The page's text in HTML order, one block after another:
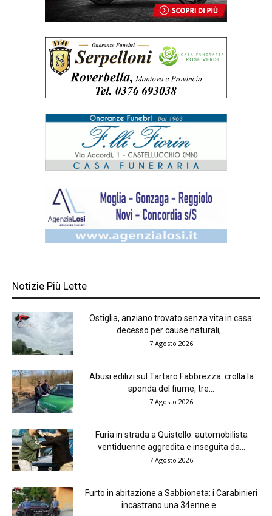
Notizie Più Lette
Ostiglia, anziano trovato senza vita in casa:
decesso per cause naturali,...
7 Agosto 2026
Abusi edilizi sul Tartaro Fabbrezza: crolla la
sponda del fiume, tre...
7 Agosto 2026
Furia in strada a Quistello: automobilista
ventiduenne aggredita e inseguita da...
7 Agosto 2026
Furto in abitazione a Sabbioneta: i Carabinieri
incastrano una 34enne e...